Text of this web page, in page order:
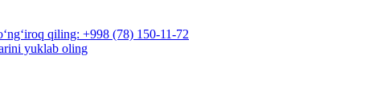
qiling: +998 (78) 150-11-72
yuklab oling